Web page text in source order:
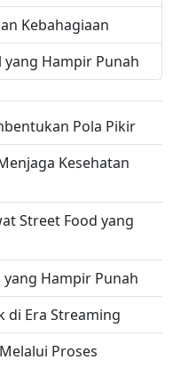
Kebahagiaan
Hampir Punah
Pola Pikir
Kesehatan
Street Food yang
Hampir Punah
di Era Streaming
Proses